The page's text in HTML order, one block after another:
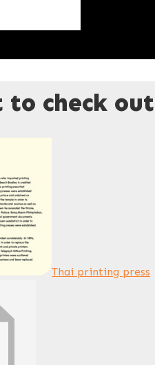
check
Thai printing press